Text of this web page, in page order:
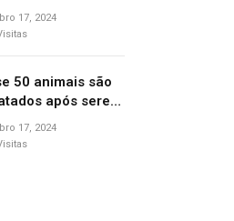
de furto em
de cerca e
17, 2024
50 animais são
após serem
de incêndios
no Tocantins
17, 2024